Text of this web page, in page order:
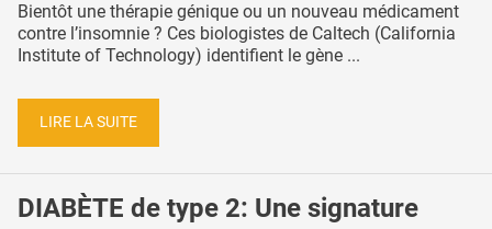
Bientôt une thérapie génique ou un nouveau médicament
contre l’insomnie ? Ces biologistes de Caltech (California
Institute of Technology) identifient le gène ...
LIRE LA SUITE
DIABÈTE de type 2: Une signature